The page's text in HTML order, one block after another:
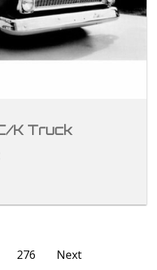
K Truck
276 Next